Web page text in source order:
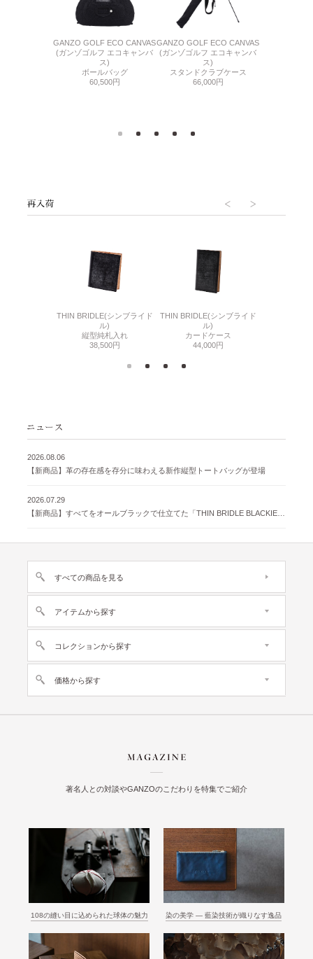
GANZO GOLF ECO CANVAS
(ガンゾゴルフ エコキャンバ
ス)
ボールバッグ
60,500円
GANZO GOLF ECO CANVAS
(ガンゾゴルフ エコキャンバ
ス)
スタンドクラブケース
66,000円
THIN BRIDLE(シンブライド
ル)
縦型純札入れ
38,500円
THIN BRIDLE(シンブライド
ル)
カードケース
44,000円
2026.08.06
【新商品】革の存在感を存分に味わえる新作縦型トートバッグが登場
2026.07.29
すべての商品を見る
アイテムから探す
コレクションから探す
価格から探す
著名人との対談やGANZOのこだわりを特集でご紹介
108の縫い目に込められた球体の魅力 染の美学 ― 藍染技術が織りなす逸品